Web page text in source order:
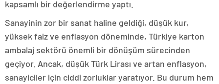
kapsamlı bir değerlendirme yaptı.
Sanayinin zor bir sanat haline geldiği, düşük kur,
yüksek faiz ve enflasyon döneminde, Türkiye karton
ambalaj sektörü önemli bir dönüşüm sürecinden
geçiyor. Ancak, düşük Türk Lirası ve artan enflasyon,
sanayiciler için ciddi zorluklar yaratıyor. Bu durum hem